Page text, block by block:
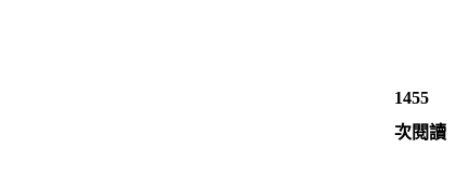
1455
次閱讀